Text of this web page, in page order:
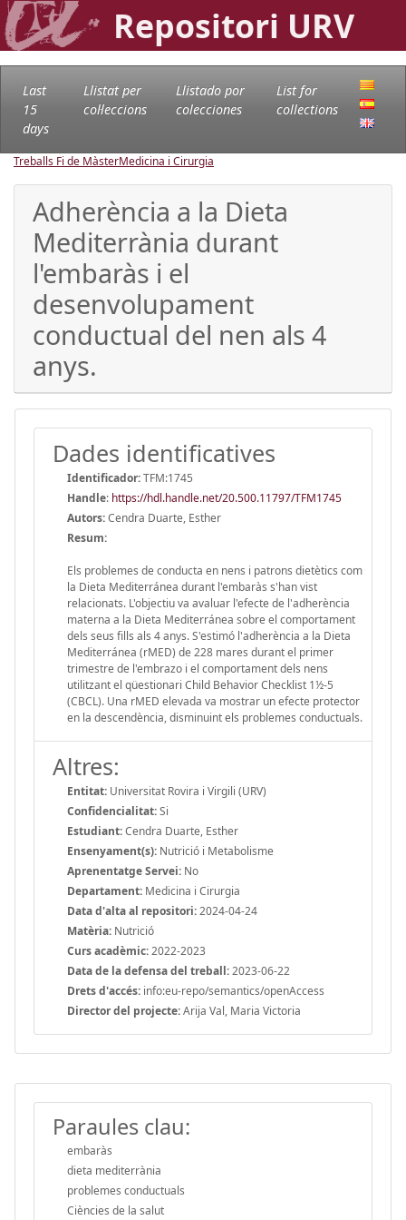
Repositori URV
Last
15
days
Llistat per
col·leccions
Llistado por
colecciones
List for
collections
Treballs Fi de MàsterMedicina i Cirurgia
Adherència a la Dieta
Mediterrània durant
l'embaràs i el
desenvolupament
conductual del nen als 4
anys.
Dades identificatives
Identificador:TFM:1745
Handle: https://hdl.handle.net/20.500.11797/TFM1745
Autors:Cendra Duarte, Esther
Resum:
Els problemes de conducta en nens i patrons dietètics com
la Dieta Mediterránea durant l'embaràs s'han vist
relacionats. L'objectiu va avaluar l'efecte de l'adherència
materna a la Dieta Mediterránea sobre el comportament
dels seus fills als 4 anys. S'estimó l'adherència a la Dieta
Mediterránea (rMED) de 228 mares durant el primer
trimestre de l'embrazo i el comportament dels nens
utilitzant el qüestionari Child Behavior Checklist 1½-5
(CBCL). Una rMED elevada va mostrar un efecte protector
en la descendència, disminuint els problemes conductuals.
Altres:
Entitat: Universitat Rovira i Virgili (URV)
Confidencialitat:Si
Estudiant:Cendra Duarte, Esther
Ensenyament(s): Nutrició i Metabolisme
Aprenentatge Servei: No
Departament: Medicina i Cirurgia
Data d'alta al repositori:2024-04-24
Matèria: Nutrició
Curs acadèmic:2022-2023
Data de la defensa del treball:2023-06-22
Drets d'accés: info:eu-repo/semantics/openAccess
Director del projecte:Arija Val, Maria Victoria
Paraules clau:
embaràs
dieta mediterrània
problemes conductuals
Ciències de la salut